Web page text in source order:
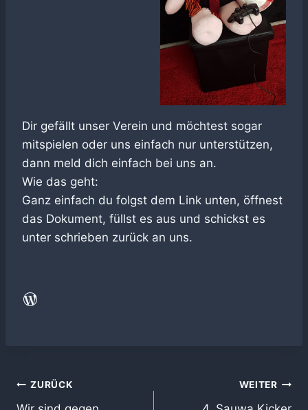
Dir gefällt unser Verein und möchtest sogar
mitspielen oder uns einfach nur unterstützen,
dann meld dich einfach bei uns an.
Wie das geht:
Ganz einfach du folgst dem Link unten, öffnest
das Dokument, füllst es aus und schickst es
unter schrieben zurück an uns.
WordPress
Beitragsnavigation
ZURÜCK WEITER